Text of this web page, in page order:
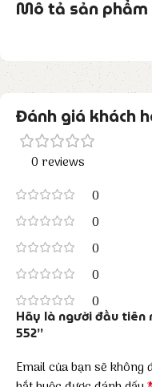
Mô tả sản phẩm
Đánh giá khách
0 reviews
0
0
0
0
0
Hãy là người đầu tiên
552”
Email của bạn sẽ không